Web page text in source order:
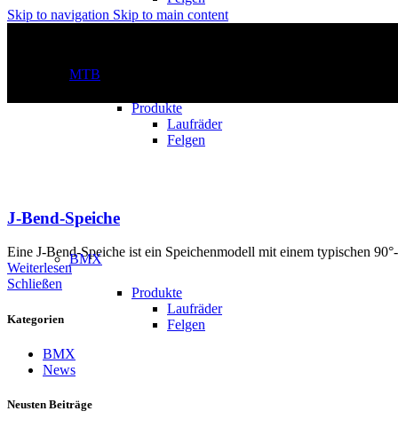
Skip to navigation Skip to main content
MTB
Produkte
Laufräder
Felgen
BMX
Produkte
Laufräder
Felgen
J-Bend-Speiche
Eine J-Bend-Speiche ist ein Speichenmodell mit einem typischen
Weiterlesen
Schließen
Kategorien
BMX
News
Neusten Beiträge